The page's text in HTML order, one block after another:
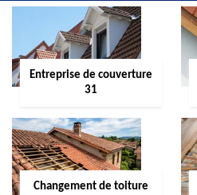
Entreprise de couverture
31
Changement de toiture